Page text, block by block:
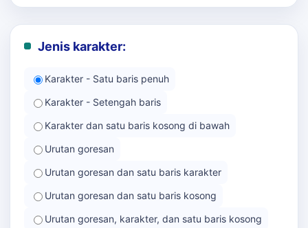
Jenis karakter:
Karakter - Satu baris penuh
Karakter - Setengah baris
Karakter dan satu baris kosong di bawah
Urutan goresan
Urutan goresan dan satu baris karakter
Urutan goresan dan satu baris kosong
Urutan goresan, karakter, dan satu baris kosong